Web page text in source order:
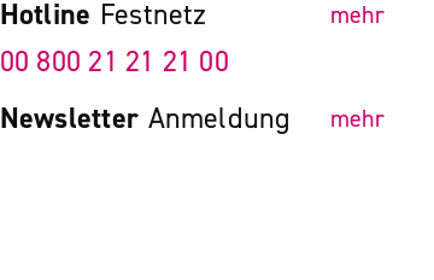
Hotline Festnetz mehr
00 800 21 21 21 00
Newsletter Anmeldung mehr